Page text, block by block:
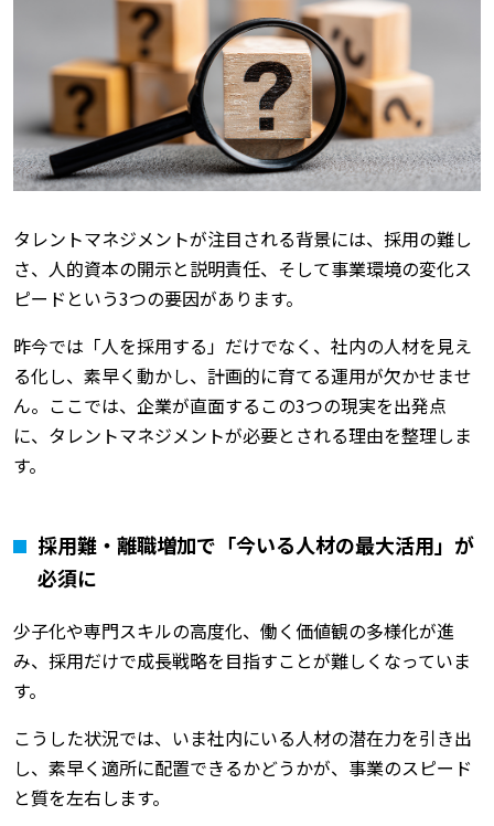
タレントマネジメントが注目される背景には、採用の難し
さ、人的資本の開示と説明責任、そして事業環境の変化ス
ピードという3つの要因があります。
昨今では「人を採用する」だけでなく、社内の人材を見え
る化し、素早く動かし、計画的に育てる運用が欠かせませ
ん。ここでは、企業が直面するこの3つの現実を出発点
に、タレントマネジメントが必要とされる理由を整理しま
す。
採用難・離職増加で「今いる人材の最大活用」が
必須に
少子化や専門スキルの高度化、働く価値観の多様化が進
み、採用だけで成長戦略を目指すことが難しくなっていま
す。
こうした状況では、いま社内にいる人材の潜在力を引き出
し、素早く適所に配置できるかどうかが、事業のスピード
と質を左右します。